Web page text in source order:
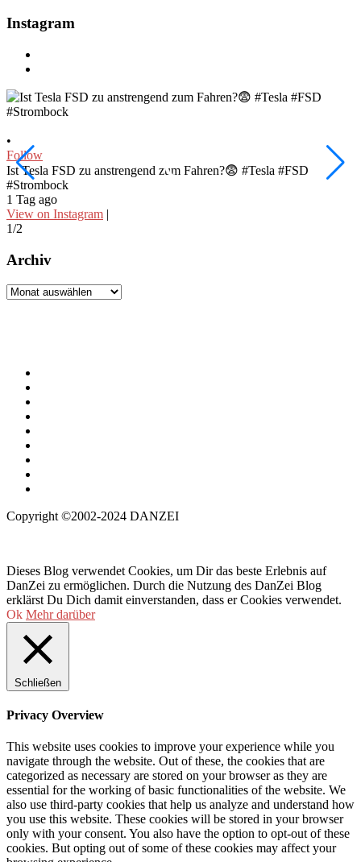
Instagram
•
Follow
Ist Tesla FSD zu anstrengend zum Fahren?😨 #Tesla #FSD
#Strombock
1 Tag ago
View on Instagram |
1/2
Archiv
Archiv
Copyright ©2002-2024 DANZEI
Dieses Blog verwendet Cookies, um Dir das beste Erlebnis auf
DanZei zu ermöglichen. Durch die Nutzung des DanZei Blog
erklärst Du Dich damit einverstanden, dass er Cookies verwendet.
Ok Mehr darüber
Schließen
Privacy Overview
This website uses cookies to improve your experience while you
navigate through the website. Out of these, the cookies that are
categorized as necessary are stored on your browser as they are
essential for the working of basic functionalities of the website. We
also use third-party cookies that help us analyze and understand how
you use this website. These cookies will be stored in your browser
only with your consent. You also have the option to opt-out of these
cookies. But opting out of some of these cookies may affect your